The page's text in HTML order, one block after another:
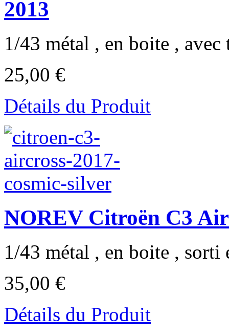
2013
1/43 métal , en boite , avec
25,00 €
Détails du Produit
NOREV Citroën C3
1/43 métal , en boite , sorti
35,00 €
Détails du Produit